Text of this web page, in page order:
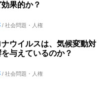
果的か？
/ 社会問題・人権
ウイルスは、気候変動対
与えているのか？
/ 社会問題・人権